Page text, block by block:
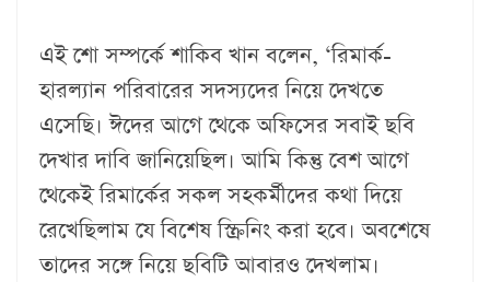
এই শো সম্পর্কে শাকিব খান বলেন, ‘রিমার্ক-
হারল্যান পরিবারের সদস্যদের নিয়ে দেখতে
এসেছি। ঈদের আগে থেকে অফিসের সবাই ছবি
দেখার দাবি জানিয়েছিল। আমি কিন্তু বেশ আগে
থেকেই রিমার্কের সকল সহকর্মীদের কথা দিয়ে
রেখেছিলাম যে বিশেষ স্ক্রিনিং করা হবে। অবশেষে
তাদের সঙ্গে নিয়ে ছবিটি আবারও দেখলাম।